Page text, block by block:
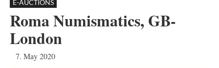
E-AUCTIONS
Roma Numismatics, GB-
London
7. May 2020